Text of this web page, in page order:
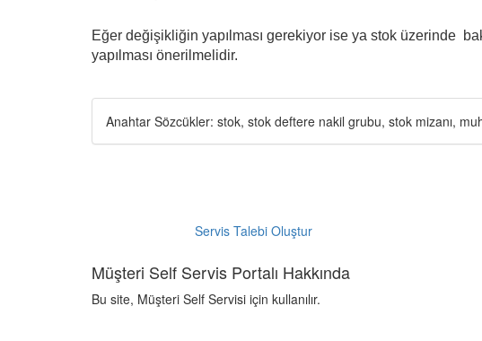
Eğer değişikliğin yapılması gerekiyor ise ya stok üzerinde
yapılması önerilmelidir.
Anahtar Sözcükler: stok, stok deftere nakil grubu, stok mizanı,
Servis Talebi Oluştur
Müşteri Self Servis Portalı Hakkında
Bu site, Müşteri Self Servisi için kullanılır.